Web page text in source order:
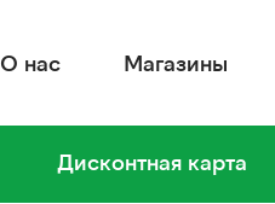
О нас Магазины
Дисконтная карта